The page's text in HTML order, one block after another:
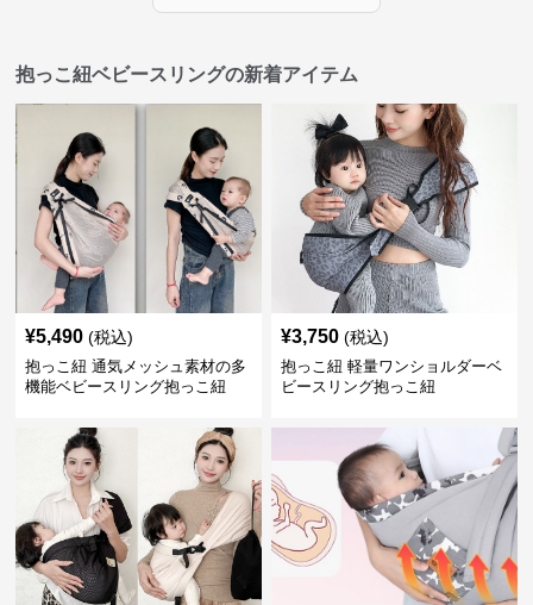
抱っこ紐ベビースリングの新着アイテム
¥5,490 (税込)
抱っこ紐 通気メッシュ素材の多
機能ベビースリング抱っこ紐
¥3,750 (税込)
抱っこ紐 軽量ワンショルダーベ
ビースリング抱っこ紐